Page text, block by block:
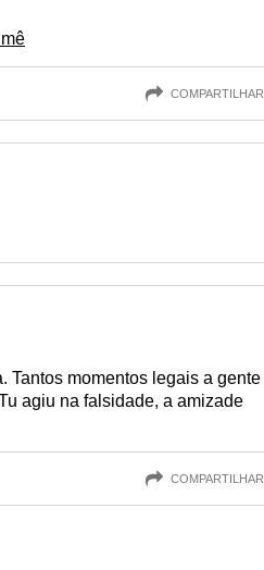
COMPARTILHAR
Tantos momentos legais a gente
agiu na falsidade, a amizade
COMPARTILHAR